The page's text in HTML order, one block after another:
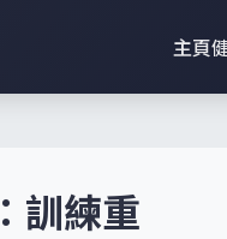
主頁
訓練重